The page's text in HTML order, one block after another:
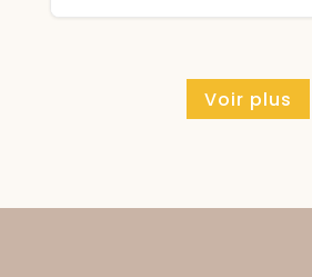
Voir plus